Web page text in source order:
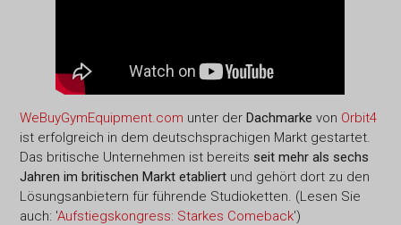
WeBuyGymEquipment.com unter derDachmarke von Orbit4
ist erfolgreich in dem deutschsprachigen Markt gestartet.
Das britische Unternehmen ist bereits seit mehr als sechs
Jahren im britischen Markt etabliert und gehört dort zu den
Lösungsanbietern für führende Studioketten. (Lesen Sie
auch: 'Aufstiegskongress: Starkes Comeback')